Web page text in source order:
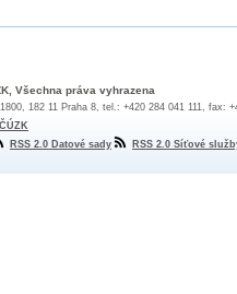
Všechna práva vyhrazena
182 11 Praha 8, tel.: +420 284 041 111, fax:
RSS 2.0 Datové sady RSS 2.0 Síťové